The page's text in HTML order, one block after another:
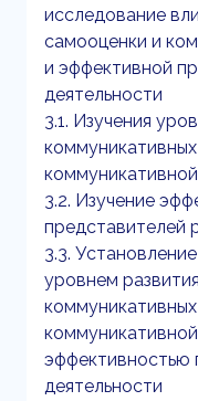
исследование
самооценки и
и эффективной
деятельности
3.1. Изучения
3.2. Изучение
представителей
3.3.
уровнем
эффективностью
деятельности